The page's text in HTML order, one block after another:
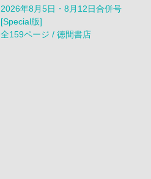
2026年8月5日・8月12日合併号
[Special版]
全159ページ / 徳間書店